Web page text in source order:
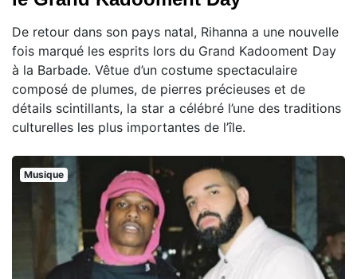
De retour dans son pays natal, Rihanna a une nouvelle
fois marqué les esprits lors du Grand Kadooment Day
à la Barbade. Vêtue d’un costume spectaculaire
composé de plumes, de pierres précieuses et de
détails scintillants, la star a célébré l’une des traditions
culturelles les plus importantes de l’île.
Musique